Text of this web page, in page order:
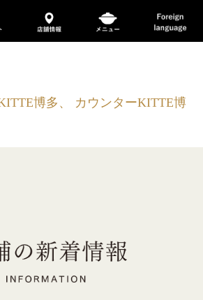
博多、 カウンターKITTE博